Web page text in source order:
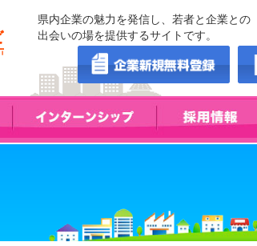
県内企業の魅力を発信し、若者と企業との
出会いの場を提供するサイトです。